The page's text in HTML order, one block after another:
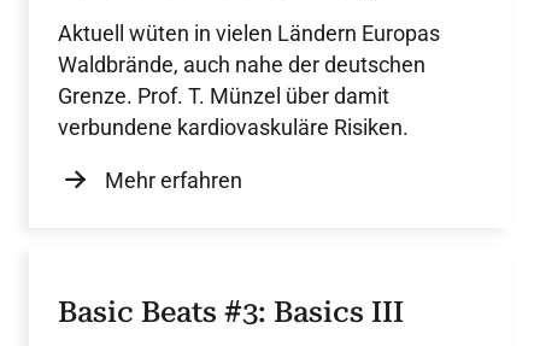
Aktuell wüten in vielen Ländern Europas
Waldbrände, auch nahe der deutschen
Grenze. Prof. T. Münzel über damit
verbundene kardiovaskuläre Risiken.
Mehr erfahren
Basic Beats #3: Basics III